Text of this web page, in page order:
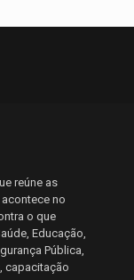
reúne as
no
o que
Educação,
Pública,
capacitação